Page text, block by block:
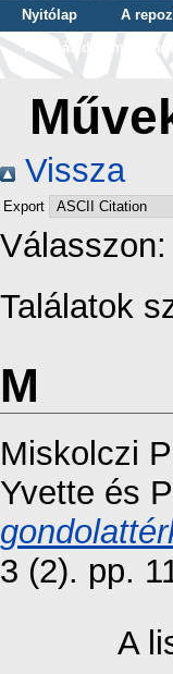
Nyitólap A
Tallózás dátum szerint
Vissza
Export
Válasszon:
Találatok
M
Miskolczi
Yvette és
3 (2). pp.
A